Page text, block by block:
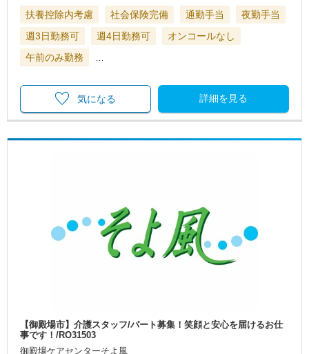
扶養控除内考慮 社会保険完備 通勤手当
夜勤手当
週3日勤務可
週4日勤務可
オンコールなし
午前のみ勤務
…
詳細を見る
気になる
【御殿場市】介護スタッフ/パート募集！笑顔と安心を届けるお仕
事です！/RO31503
御殿場ケアセンターそよ風